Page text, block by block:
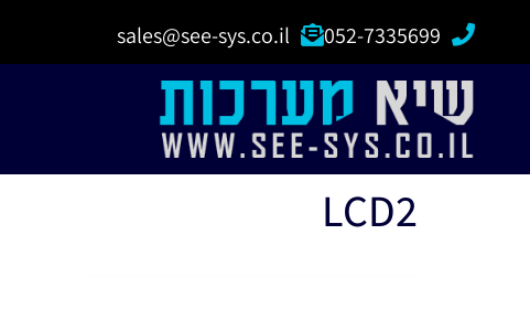
052-7335699
sales@see-sys.co.il
LCD2